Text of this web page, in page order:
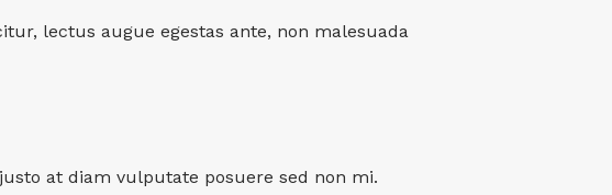
lectus augue egestas ante, non malesuada
at diam vulputate posuere sed non mi.